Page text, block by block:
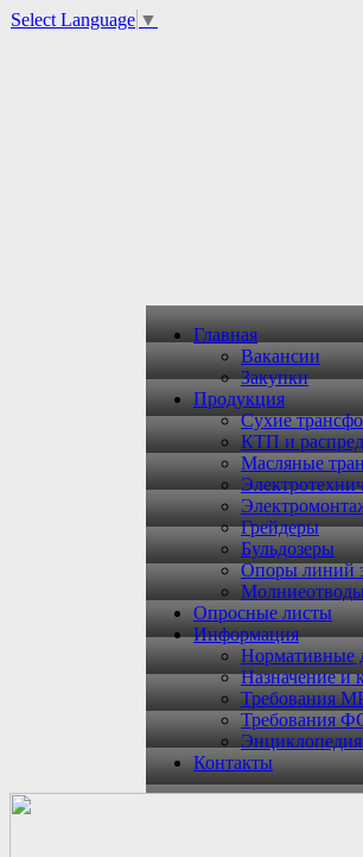
Select Language ▼
Главная
Вакансии
Закупки
Продукция
Сухие
КТП и
Масляные
Грейдеры
Бульдозеры
Опоры линий
Опросные листы
Информация
Нормативные
Назначение и
Требования
Требования
Энциклопедия
Контакты